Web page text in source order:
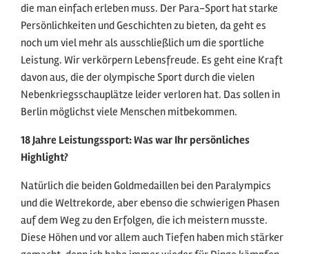
die man einfach erleben muss. Der Para-Sport hat starke
Persönlichkeiten und Geschichten zu bieten, da geht es
noch um viel mehr als ausschließlich um die sportliche
Leistung. Wir verkörpern Lebensfreude. Es geht eine Kraft
davon aus, die der olympische Sport durch die vielen
Nebenkriegsschauplätze leider verloren hat. Das sollen in
Berlin möglichst viele Menschen mitbekommen.
18 Jahre Leistungssport: Was war Ihr persönliches
Highlight?
Natürlich die beiden Goldmedaillen bei den Paralympics
und die Weltrekorde, aber ebenso die schwierigen Phasen
auf dem Weg zu den Erfolgen, die ich meistern musste.
Diese Höhen und vor allem auch Tiefen haben mich stärker